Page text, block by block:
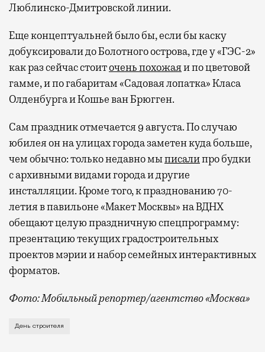
Люблинско-Дмитровской линии.
Еще концептуальней было бы, если бы каску
добуксировали до Болотного острова, где у «ГЭС-2»
как раз сейчас стоиточень похожаяи по цветовой
гамме, и по габаритам «Садовая лопатка» Класа
Олденбурга и Кошье ван Брюгген.
Сам праздник отмечается 9 августа. По случаю
юбилея он на улицах города заметен куда больше,
чем обычно: только недавно мыписалипро будки
с архивными видами города и другие
инсталляции. Кроме того, к празднованию 70-
летия в павильоне «Макет Москвы» на ВДНХ
обещают целую праздничную спецпрограмму:
презентацию текущих градостроительных
проектов мэрии и набор семейных интерактивных
форматов.
Фото: Мобильный репортер/агентство «Москва»
Это каска в фирменных цветах департамента
День строителя